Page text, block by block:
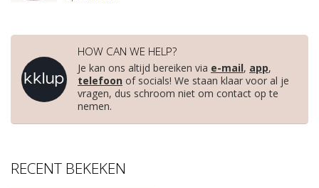
HOW CAN WE HELP?
Je kan ons altijd bereiken via e-mail, app,
telefoon of socials! We staan klaar voor al je
vragen, dus schroom niet om contact op te
nemen.
RECENT BEKEKEN